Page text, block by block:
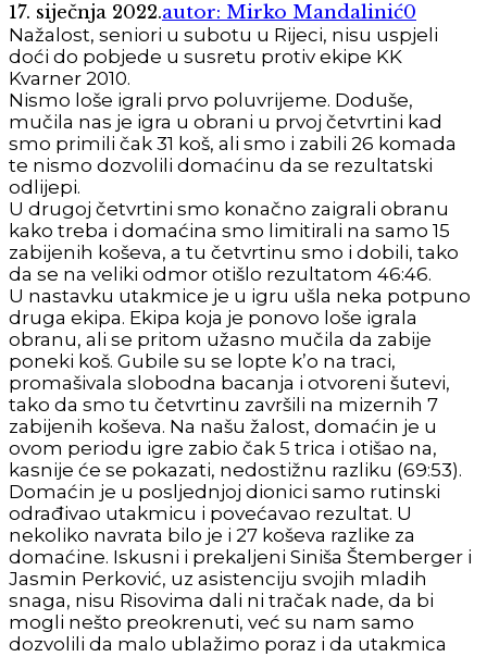
17. siječnja 2022.autor: Mirko Mandalinić0
Nažalost, seniori u subotu u Rijeci, nisu uspjeli
doći do pobjede u susretu protiv ekipe KK
Kvarner 2010.
Nismo loše igrali prvo poluvrijeme. Doduše,
mučila nas je igra u obrani u prvoj četvrtini kad
smo primili čak 31 koš, ali smo i zabili 26 komada
te nismo dozvolili domaćinu da se rezultatski
odlijepi.
U drugoj četvrtini smo konačno zaigrali obranu
kako treba i domaćina smo limitirali na samo 15
zabijenih koševa, a tu četvrtinu smo i dobili, tako
da se na veliki odmor otišlo rezultatom 46:46.
U nastavku utakmice je u igru ušla neka potpuno
druga ekipa. Ekipa koja je ponovo loše igrala
obranu, ali se pritom užasno mučila da zabije
poneki koš. Gubile su se lopte k’o na traci,
promašivala slobodna bacanja i otvoreni šutevi,
tako da smo tu četvrtinu završili na mizernih 7
zabijenih koševa. Na našu žalost, domaćin je u
ovom periodu igre zabio čak 5 trica i otišao na,
kasnije će se pokazati, nedostižnu razliku (69:53).
Domaćin je u posljednjoj dionici samo rutinski
odrađivao utakmicu i povećavao rezultat. U
nekoliko navrata bilo je i 27 koševa razlike za
domaćine. Iskusni i prekaljeni Siniša Štemberger i
Jasmin Perković, uz asistenciju svojih mladih
snaga, nisu Risovima dali ni tračak nade, da bi
mogli nešto preokrenuti, već su nam samo
dozvolili da malo ublažimo poraz i da utakmica